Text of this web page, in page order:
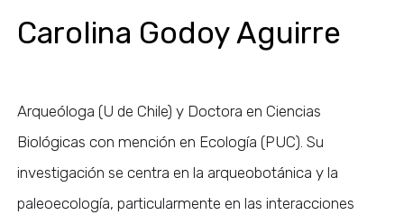
Carolina Godoy Aguirre
Arqueóloga (U de Chile) y Doctora en Ciencias
Biológicas con mención en Ecología (PUC). Su
investigación se centra en la arqueobotánica y la
paleoecología, particularmente en las interacciones